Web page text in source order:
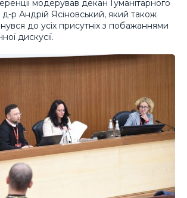
модерував декан Гуманітарного
р Андрій Ясіновський, який також
до усіх присутніх з побажаннями
дискусії.